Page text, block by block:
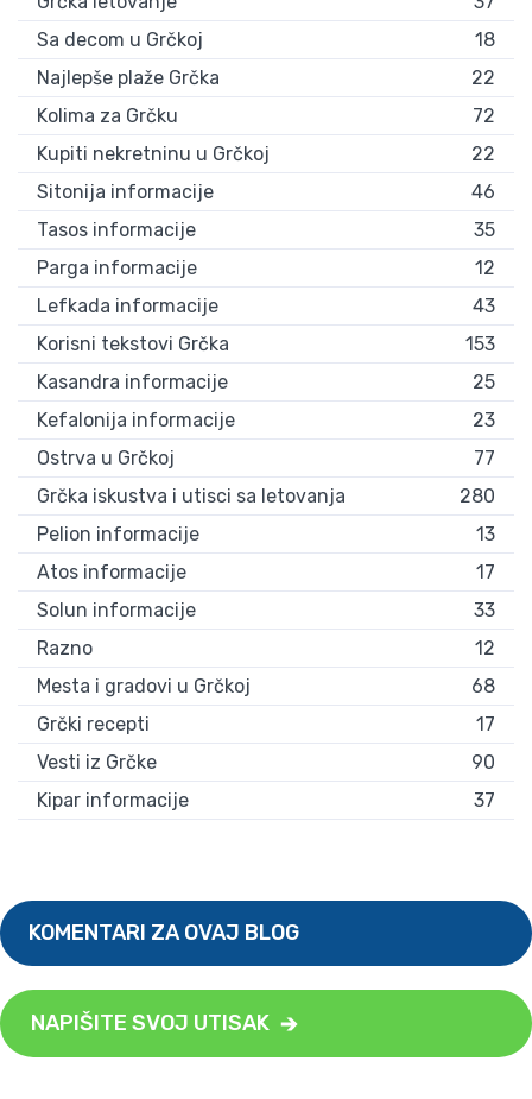
Sa decom u Grčkoj
18
Najlepše plaže Grčka
22
Kolima za Grčku
72
Kupiti nekretninu u Grčkoj
22
Sitonija informacije
46
Tasos informacije
35
Parga informacije
12
Lefkada informacije
43
Korisni tekstovi Grčka
153
Kasandra informacije
25
Kefalonija informacije
23
Ostrva u Grčkoj
77
Grčka iskustva i utisci sa letovanja
280
Pelion informacije
13
Atos informacije
17
Solun informacije
33
Razno
12
Mesta i gradovi u Grčkoj
68
Grčki recepti
17
Vesti iz Grčke
90
Kipar informacije
37
KOMENTARI ZA OVAJ BLOG
NAPIŠITE SVOJ UTISAK